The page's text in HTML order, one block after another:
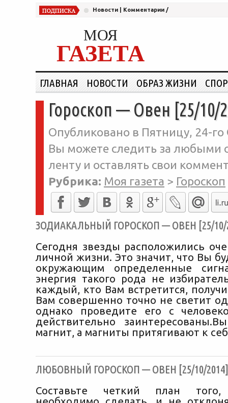
Новости Комментарии /
МОЯ
ГАЗЕТА
ГЛАВНАЯ НОВОСТИ ОБРАЗ ЖИЗНИ
Гороскоп — Овен [25/10/
Опубликовано в Пятницу, 24-го
Вы можете следить за любыми
ленту и оставлять свои
Рубрика: Моя газета > Гороскоп
ЗОДИАКАЛЬНЫЙ ГОРОСКОП — ОВЕН [25/10/
Сегодня звезды расположились
личной жизни. Это значит, что Вы
окружающим определенные
энергия такого рода не
каждый, кто Вам встретится,
Вам совершенно точно не светит
однако проведите его с
действительно
магнит, а магниты притягивают к
ЛЮБОВНЫЙ ГОРОСКОП — ОВЕН [25/10/2014]
Составьте четкий план